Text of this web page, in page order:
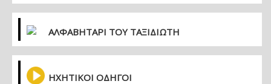
ΑΛΦΑΒΗΤΑΡΙ ΤΟΥ ΤΑΞΙΔΙΩΤΗ
ΗΧΗΤΙΚΟΙ ΟΔΗΓΟΙ